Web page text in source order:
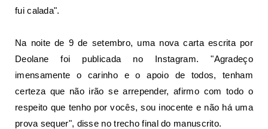
fui calada".
Na noite de 9 de setembro, uma nova carta escrita por
Deolane foi publicada no Instagram. "Agradeço
imensamente o carinho e o apoio de todos, tenham
certeza que não irão se arrepender, afirmo com todo o
respeito que tenho por vocês, sou inocente e não há uma
prova sequer", disse no trecho final do manuscrito.